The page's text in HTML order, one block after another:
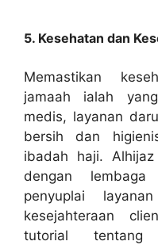
5. Kesehatan dan
Memastikan
jamaah ialah
medis, layanan
bersih dan
ibadah haji.
dengan
penyuplai
kesejahteraan
tutorial tentang